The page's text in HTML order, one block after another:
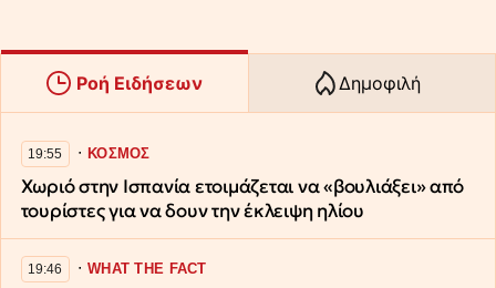
Ροή Ειδήσεων Δημοφιλή
19:55 ∙ΚΟΣΜΟΣ
Χωριό στην Ισπανία ετοιμάζεται να «βουλιάξει» από
τουρίστες για να δουν την έκλειψη ηλίου
19:46 ∙WHAT THE FACT